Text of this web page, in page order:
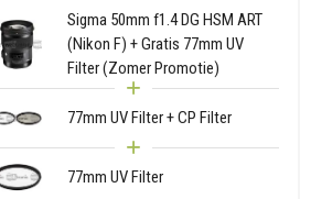
Sigma 50mm f1.4 DG HSM ART
(Nikon F) + Gratis 77mm UV
Filter (Zomer Promotie)
77mm UV Filter + CP Filter
77mm UV Filter